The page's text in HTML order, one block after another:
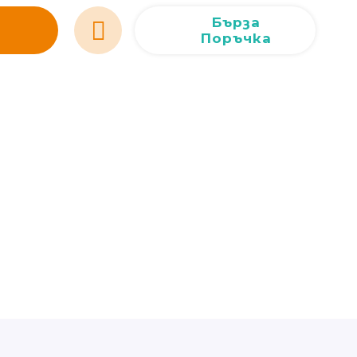
Сливен ул. Добри Чинтулов 3
Добрич ул. Отец Паисий 5
Сливен 0877 673606
Добрич 0876 514422
Бърза
Поръчка